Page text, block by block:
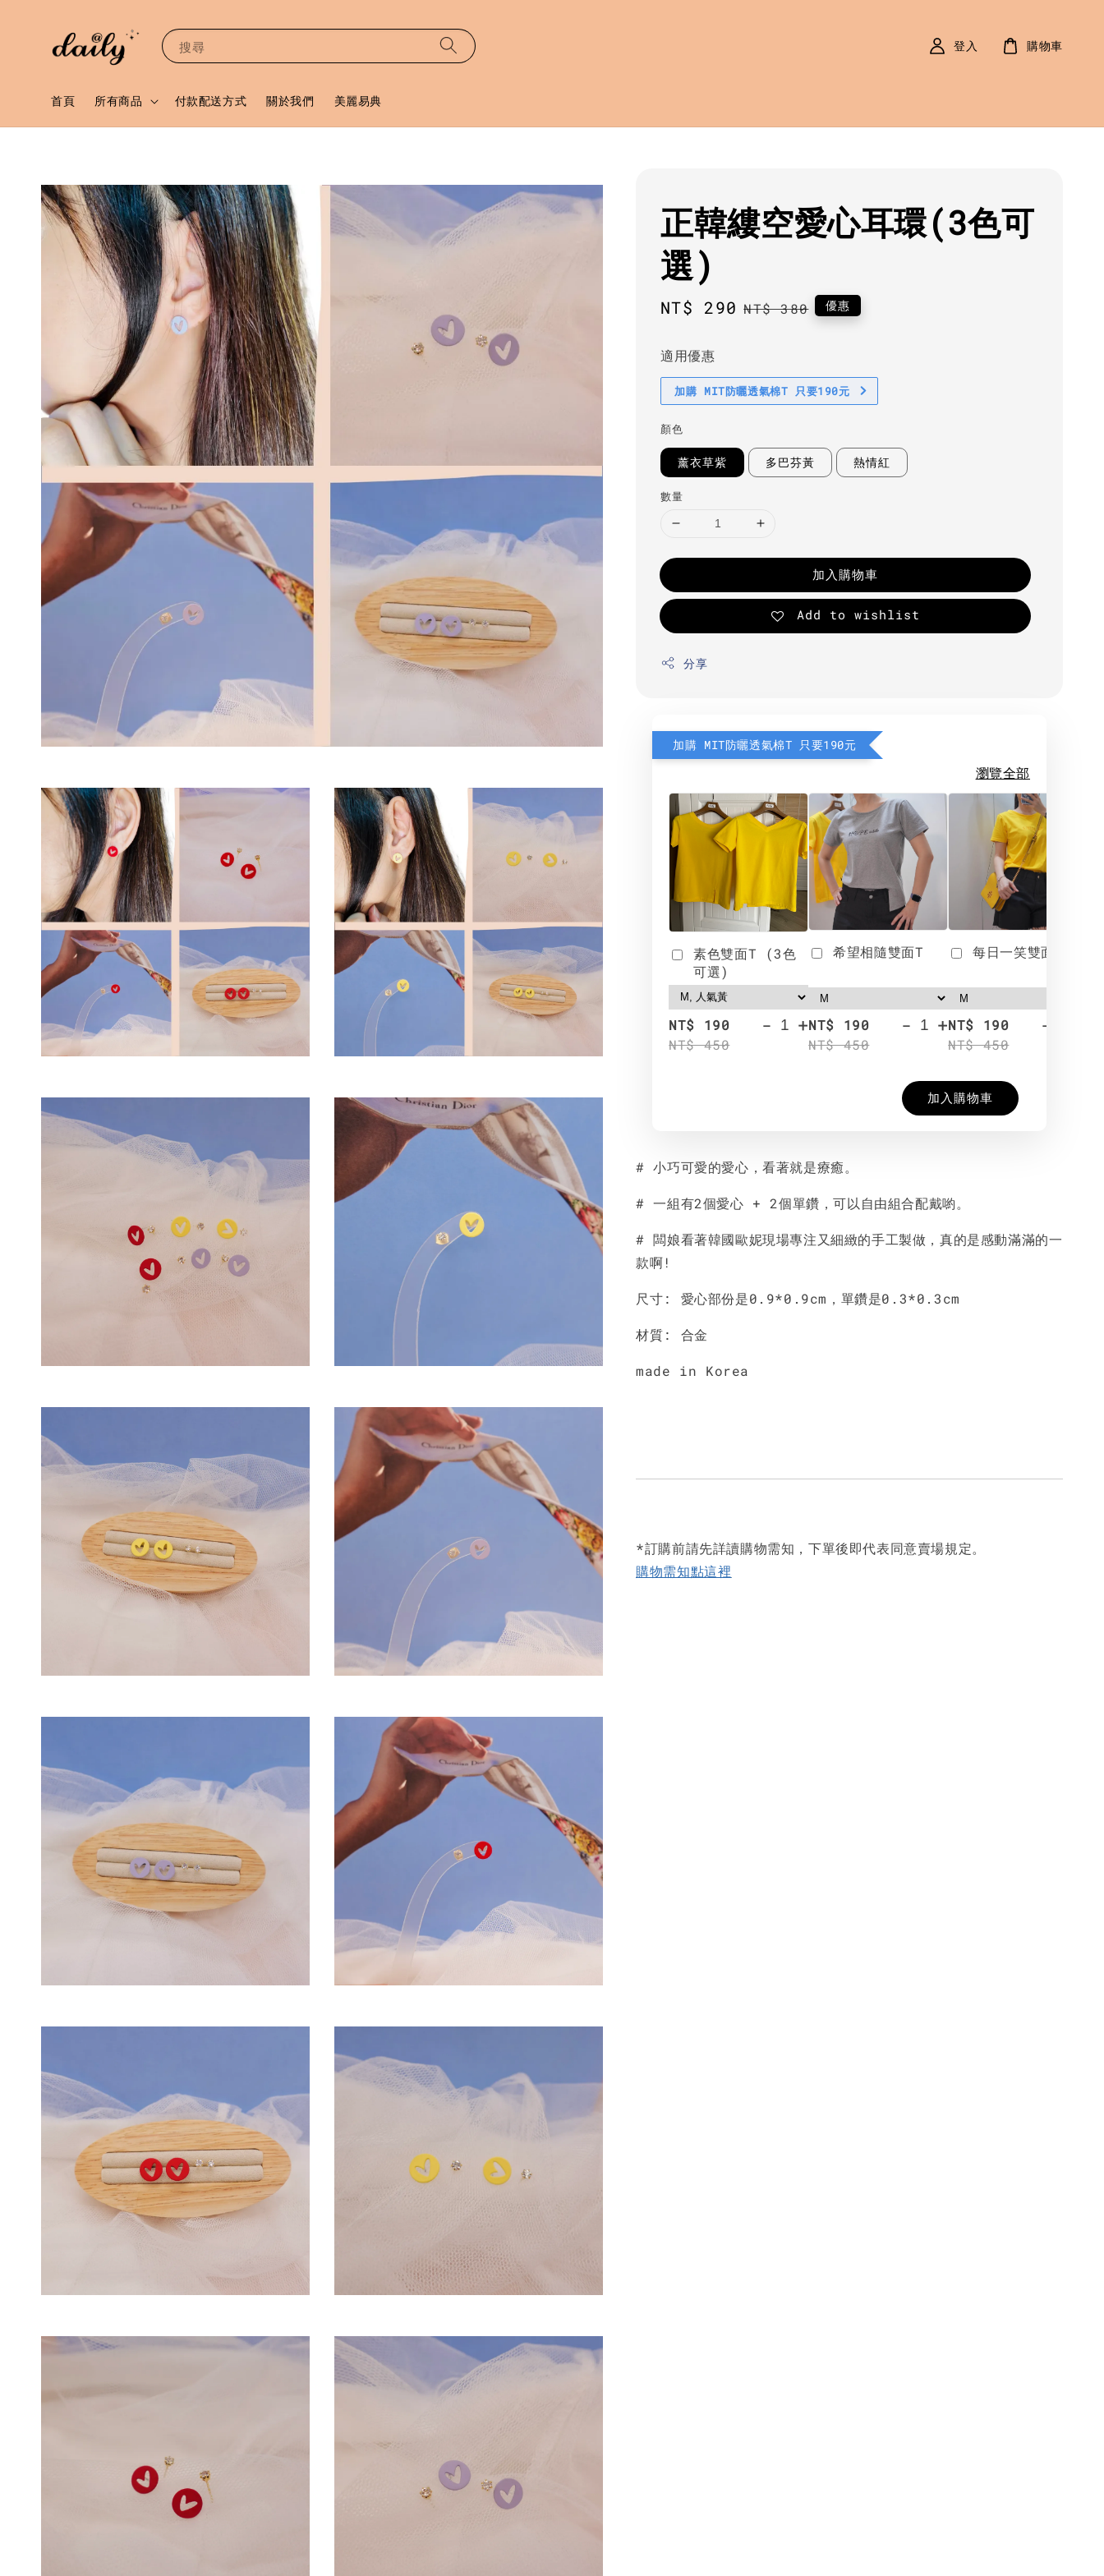
搜尋
首頁 所有商品 付款配送方式 關於我們 美麗易典
登入 購物車
正韓縷空愛心耳環(3色可
選)
Sale
NT$ 290 Regular
NT$ 380 優惠
適用優惠
加購 MIT防曬透氣棉T 只要190元
顏色
薰衣草紫 多巴芬黃 熱情紅
數量
加入購物車
Add to wishlist
分享
加購 MIT防曬透氣棉T 只要190元
瀏覽全部
素色雙面T (3色
可選)
NT$ 190
NT$ 450
- +
希望相隨雙面T
NT$ 190
NT$ 450
- +
每日一笑雙面T
NT$ 190
NT$ 450
-
加入購物車
# 小巧可愛的愛心，看著就是療癒。
# 一組有2個愛心 + 2個單鑽，可以自由組合配戴喲。
# 闆娘看著韓國歐妮現場專注又細緻的手工製做，真的是感動滿滿的一
款啊!
尺寸: 愛心部份是0.9*0.9cm，單鑽是0.3*0.3cm
材質: 合金
made in Korea
*訂購前請先詳讀購物需知，下單後即代表同意賣場規定。
購物需知點這裡